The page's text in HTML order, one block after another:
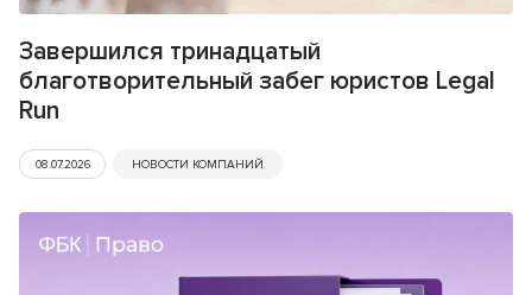
Завершился тринадцатый
благотворительный забег юристов Legal
Run
08.07.2026 НОВОСТИ КОМПАНИЙ